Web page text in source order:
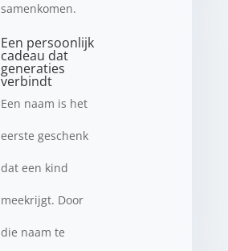
samenkomen.
Een persoonlijk
cadeau dat
generaties
verbindt
Een naam is het
eerste geschenk
dat een kind
meekrijgt. Door
die naam te